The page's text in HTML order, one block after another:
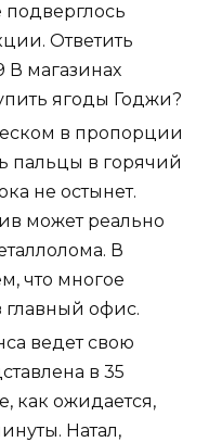
подверглось
Ответить
В магазинах
ягоды Годжи?
в пропорции
пальцы в горячий
не остынет.
может реально
В
что многое
главный офис.
ведет свою
в 35
как ожидается,
Натал,